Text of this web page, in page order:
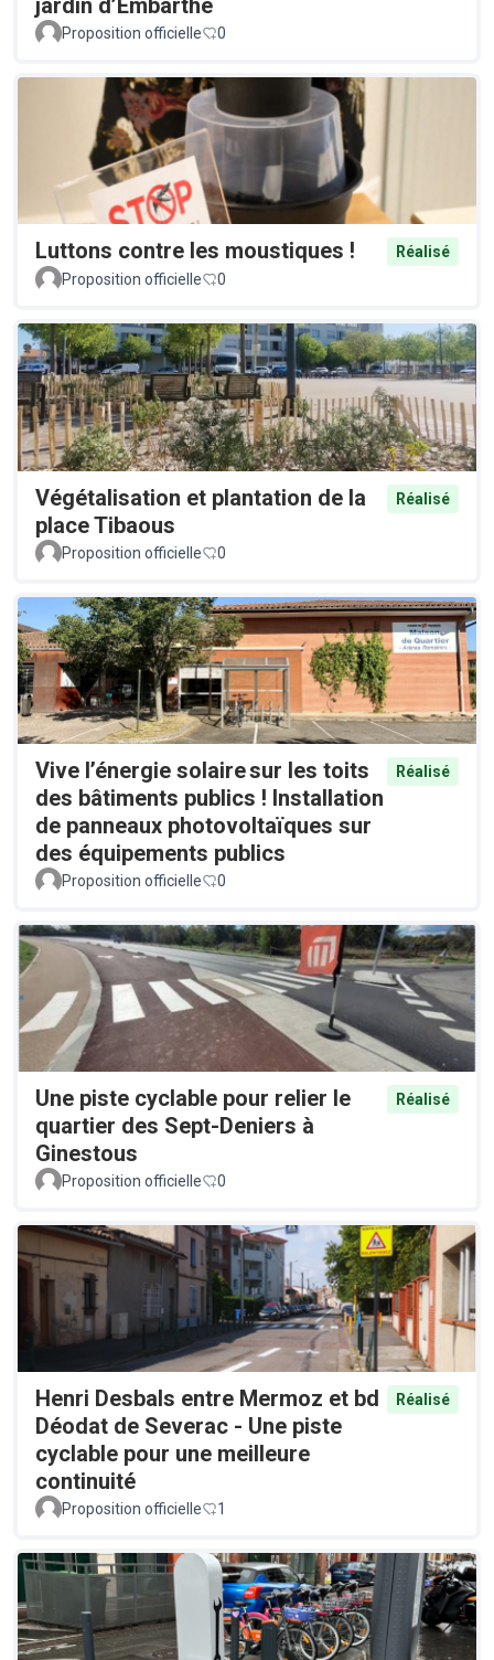
jardin d’Embarthe
Proposition officielle 0
Luttons contre les moustiques !
Réalisé
Proposition officielle
0
Végétalisation et plantation de la
place Tibaous
Réalisé
Proposition officielle 0
Vive l’énergie solaire sur les toits
des bâtiments publics ! Installation
de panneaux photovoltaïques sur
des équipements publics
Réalisé
Proposition officielle 0
Une piste cyclable pour relier le
quartier des Sept-Deniers à
Ginestous
Réalisé
Proposition officielle 0
Henri Desbals entre Mermoz et bd
Déodat de Severac - Une piste
cyclable pour une meilleure
continuité
Réalisé
Proposition officielle 1